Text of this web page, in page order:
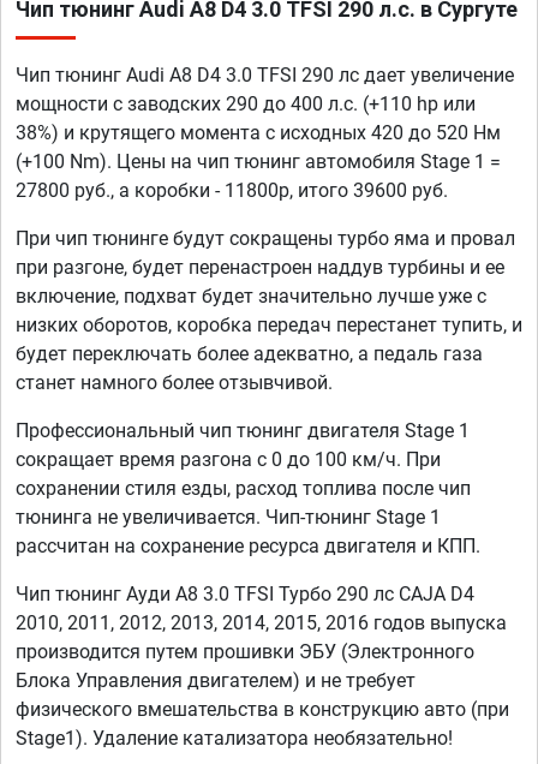
Чип тюнинг Audi A8 D4 3.0 TFSI 290 л.с. в Сургуте
Чип тюнинг Audi A8 D4 3.0 TFSI 290 лс дает увеличение
мощности с заводских 290 до 400 л.с. (+110 hp или
38%) и крутящего момента с исходных 420 до 520 Нм
(+100 Nm). Цены на чип тюнинг автомобиля Stage 1 =
27800 руб., а коробки - 11800р, итого 39600 руб.
При чип тюнинге будут сокращены турбо яма и провал
при разгоне, будет перенастроен наддув турбины и ее
включение, подхват будет значительно лучше уже с
низких оборотов, коробка передач перестанет тупить, и
будет переключать более адекватно, а педаль газа
станет намного более отзывчивой.
Профессиональный чип тюнинг двигателя Stage 1
сокращает время разгона с 0 до 100 км/ч. При
сохранении стиля езды, расход топлива после чип
тюнинга не увеличивается. Чип-тюнинг Stage 1
рассчитан на сохранение ресурса двигателя и КПП.
Чип тюнинг Ауди А8 3.0 TFSI Турбо 290 лс CAJA D4
2010, 2011, 2012, 2013, 2014, 2015, 2016 годов выпуска
производится путем прошивки ЭБУ (Электронного
Блока Управления двигателем) и не требует
физического вмешательства в конструкцию авто (при
Stage1). Удаление катализатора необязательно!